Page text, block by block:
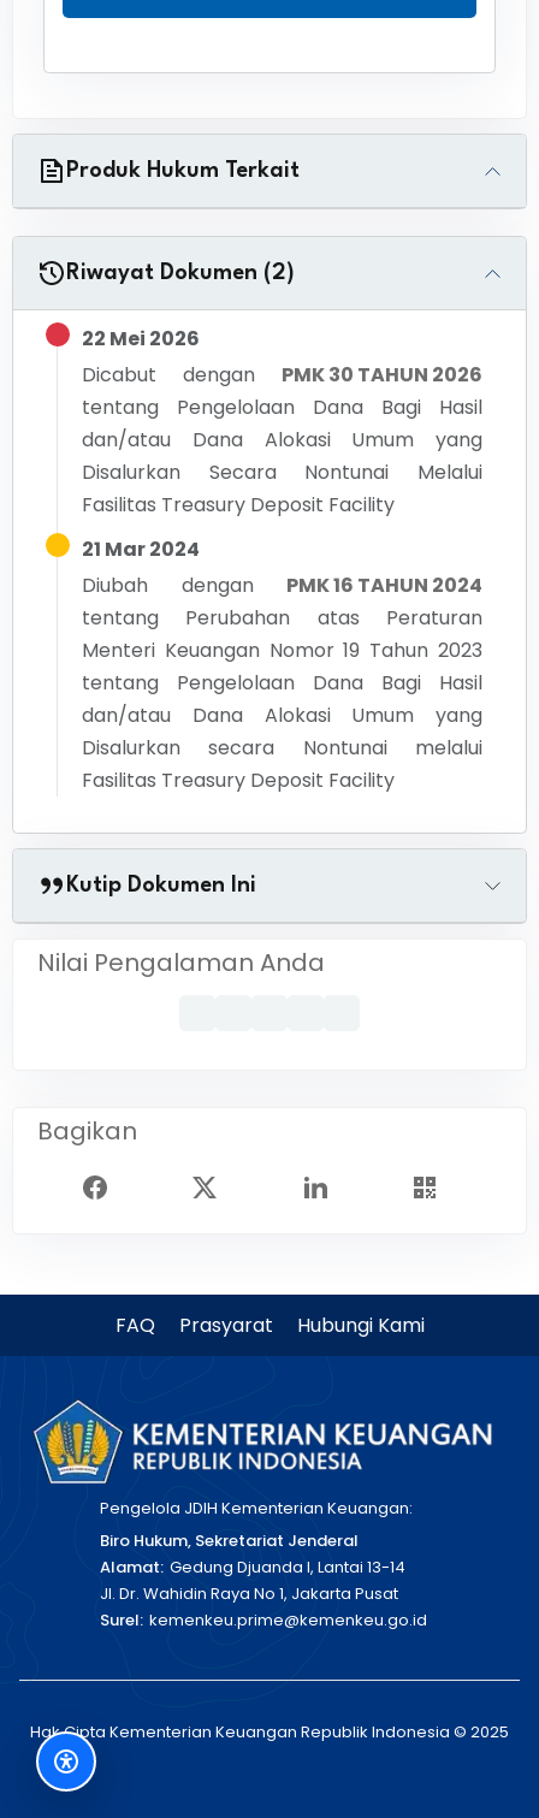
Produk Hukum Terkait
Riwayat Dokumen (2)
22 Mei 2026
Dicabut dengan
PMK 30 TAHUN 2026
tentang Pengelolaan Dana Bagi Hasil
dan/atau Dana Alokasi Umum yang
Disalurkan Secara Nontunai Melalui
Fasilitas Treasury Deposit Facility
21 Mar 2024
Diubah dengan
PMK 16 TAHUN 2024
tentang Perubahan atas Peraturan
Menteri Keuangan Nomor 19 Tahun 2023
tentang Pengelolaan Dana Bagi Hasil
dan/atau Dana Alokasi Umum yang
Disalurkan secara Nontunai melalui
Fasilitas Treasury Deposit Facility
Kutip Dokumen Ini
Nilai Pengalaman Anda
Bagikan
FAQ Prasyarat Hubungi Kami
Pengelola JDIH Kementerian Keuangan:
Biro Hukum, Sekretariat Jenderal
Alamat: Gedung Djuanda I, Lantai 13-14
Jl. Dr. Wahidin Raya No 1, Jakarta Pusat
Surel: kemenkeu.prime@kemenkeu.go.id
Hak Cipta Kementerian Keuangan Republik Indonesia © 2025